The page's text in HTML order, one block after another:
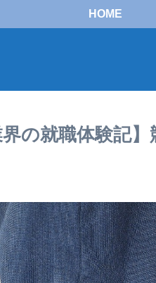
HOME
界の就職体験記